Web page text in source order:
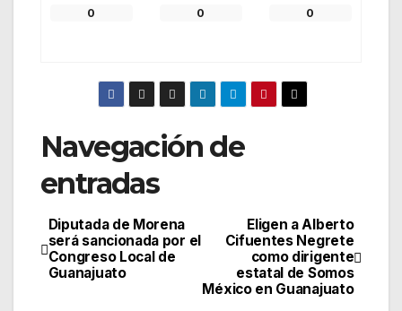
0 0 0
Navegación de
entradas
Eligen a Alberto
Cifuentes Negrete
como dirigente
estatal de Somos
México en Guanajuato
Diputada de Morena
será sancionada por el
Congreso Local de
Guanajuato